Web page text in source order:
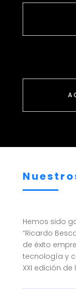
Hemos sido
“Ricardo
de éxito
tecnología y
XXI edición de